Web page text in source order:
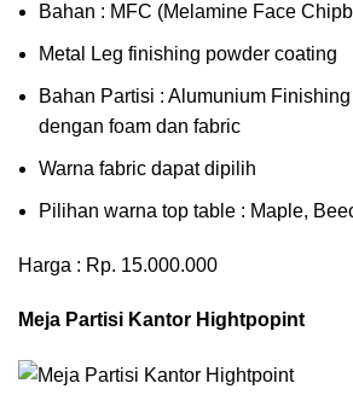
Bahan : MFC (Melamine Face
Metal Leg finishing powder coating
Bahan Partisi : Alumunium
dengan foam dan fabric
Warna fabric dapat dipilih
Pilihan warna top table : Maple,
Harga : Rp. 15.000.000
Meja Partisi Kantor Hightpopint